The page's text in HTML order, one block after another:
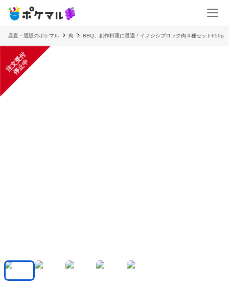
産直・通販のポケマル 肉 BBQ、創作料理に最適！イノシシブロック肉４種セット650g
注
文
受
付
停
止
中